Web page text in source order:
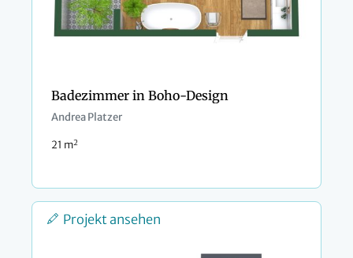
Badezimmer in Boho-Design
Andrea Platzer
21 m2
Projekt ansehen